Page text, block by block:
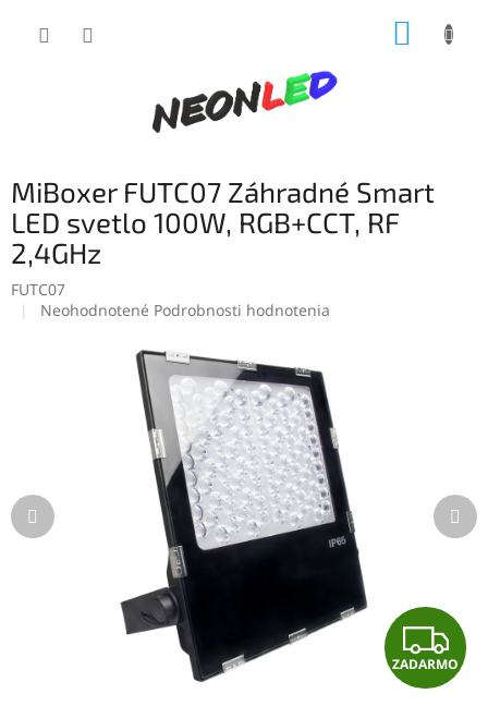
MiBoxer FUTC07 Záhradné Smart
LED svetlo 100W, RGB+CCT, RF
2,4GHz
FUTC07
Priemerné
Neohodnotené Podrobnosti hodnotenia
Z
A
ZADARMO